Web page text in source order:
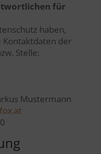
für
haben,
Kontaktdaten der
Stelle:
Mustermann